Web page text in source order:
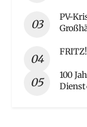
PV-
100
Dienst